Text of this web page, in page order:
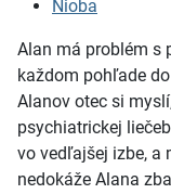
Nioba
Alan má problém s
každom pohľade
Alanov otec si
psychiatrickej
vo vedľajšej izbe, a
nedokáže Alana